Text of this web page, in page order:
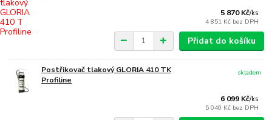
5 870 Kč/ks
4 851 Kč bez DPH
Přidat do košíku
Postřikovač tlakový GLORIA 410 TK
Profiline
6 099 Kč/ks
5 040 Kč bez DPH
skladem